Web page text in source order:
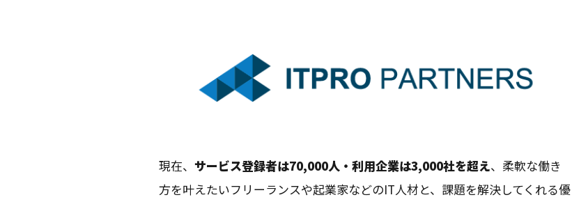
現在、サービス登録者は70,000人・利用企業は3,000社を超え、柔軟な働き
方を叶えたいフリーランスや起業家などのIT人材と、課題を解決してくれる優